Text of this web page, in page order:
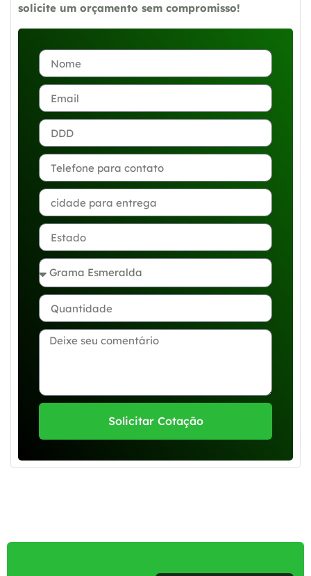
solicite um orçamento sem compromisso!
Solicitar Cotação